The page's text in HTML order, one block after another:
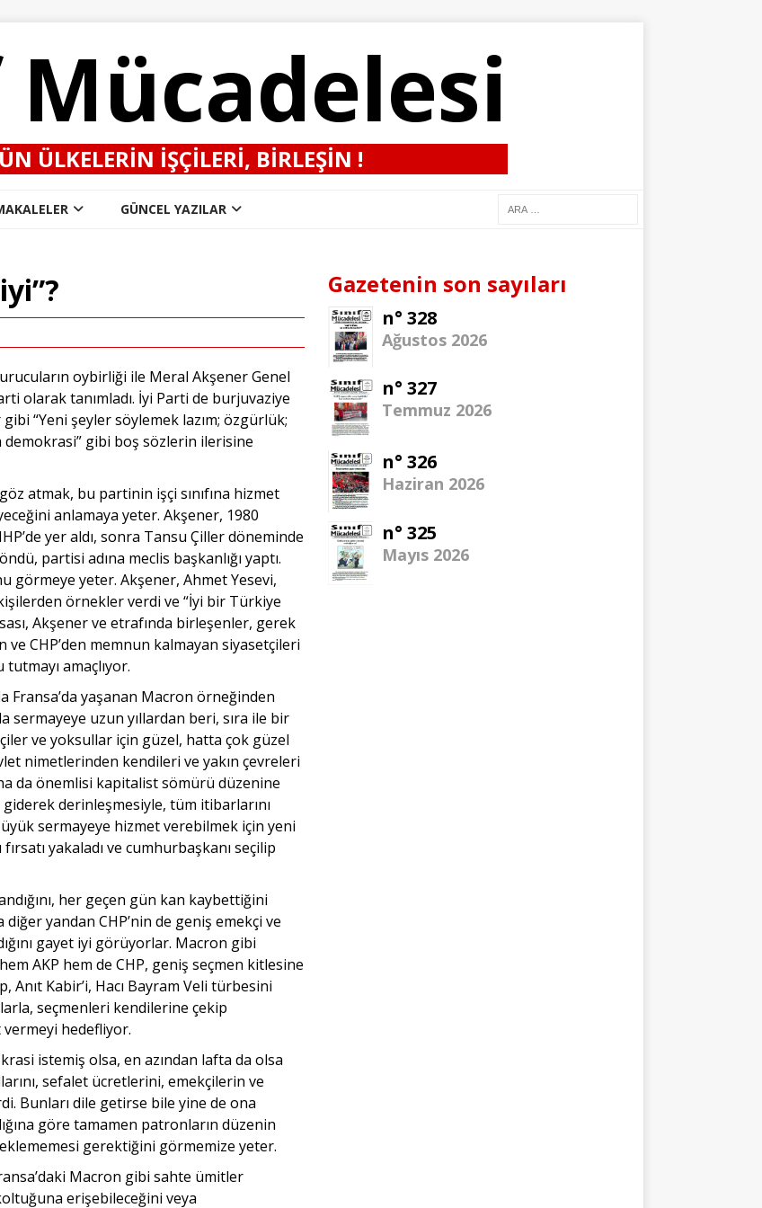
Mücadelesi
ÜLKELERIN IŞÇILERI, BIRLEŞIN !
GÜNCEL YAZILAR
oybirliği ile Meral Akşener Genel
olarak tanımladı. İyi Parti de burjuvaziye
“Yeni şeyler söylemek lazım; özgürlük;
gibi boş sözlerin ilerisine
atmak, bu partinin işçi sınıfına hizmet
anlamaya yeter. Akşener, 1980
yer aldı, sonra Tansu Çiller döneminde
partisi adına meclis başkanlığı yaptı.
görmeye yeter. Akşener, Ahmet Yesevi,
örnekler verdi ve “İyi bir Türkiye
Akşener ve etrafında birleşenler, gerek
ve CHP’den memnun kalmayan siyasetçileri
amaçlıyor.
Fransa’da yaşanan Macron örneğinden
sermayeye uzun yıllardan beri, sıra ile bir
ve yoksullar için güzel, hatta çok güzel
nimetlerinden kendileri ve yakın çevreleri
da önemlisi kapitalist sömürü düzenine
derinleşmesiyle, tüm itibarlarını
sermayeye hizmet verebilmek için yeni
yakaladı ve cumhurbaşkanı seçilip
her geçen gün kan kaybettiğini
yandan CHP’nin de geniş emekçi ve
gayet iyi görüyorlar. Macron gibi
AKP hem de CHP, geniş seçmen kitlesine
Kabir’i, Hacı Bayram Veli türbesini
seçmenleri kendilerine çekip
hedefliyor.
istemiş olsa, en azından lafta da olsa
sefalet ücretlerini, emekçilerin ve
Bunları dile getirse bile yine de ona
göre tamamen patronların düzenin
gerektiğini görmemize yeter.
Macron gibi sahte ümitler
erişebileceğini veya
Gazetenin son sayıları
n° 328
Ağustos 2026
n° 327
Temmuz 2026
n° 326
Haziran 2026
n° 325
Mayıs 2026